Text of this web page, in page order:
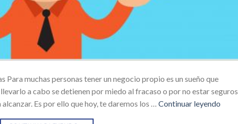
muchas personas tener un negocio propio es un sueño que
a cabo se detienen por miedo al fracaso o por no estar seguros
Es por ello que hoy, te daremos los … Continuar leyendo